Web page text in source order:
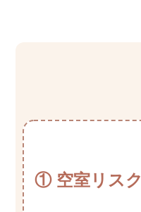
① 空室リスク